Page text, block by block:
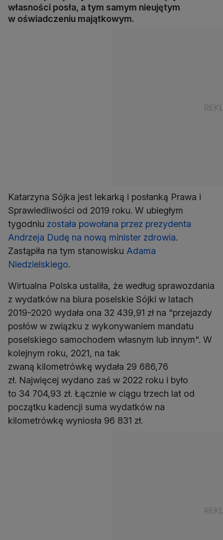
własności posła, a tym samym nieujętym
w oświadczeniu majątkowym.
Katarzyna Sójka jest lekarką i posłanką Prawa i
Sprawiedliwości od 2019 roku. W ubiegłym
tygodniu została powołana przez prezydenta
Andrzeja Dudę na nową minister zdrowia.
Zastąpiła na tym stanowisku Adama
Niedzielskiego.
Wirtualna Polska ustaliła, że według sprawozdania
z wydatków na biura poselskie Sójki w latach
2019-2020 wydała ona 32 439,91 zł na "przejazdy
posłów w związku z wykonywaniem mandatu
poselskiego samochodem własnym lub innym". W
kolejnym roku, 2021, na tak
zwaną kilometrówkę wydała 29 686,76
zł. Najwięcej wydano zaś w 2022 roku i było
to 34 704,93 zł. Łącznie w ciągu trzech lat od
początku kadencji suma wydatków na
kilometrówkę wyniosła 96 831 zł.